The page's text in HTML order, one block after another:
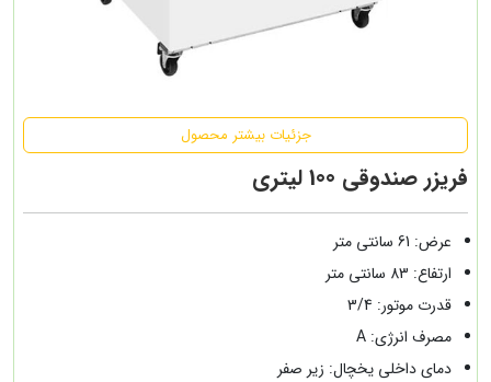
جزئیات بیشتر محصول
فریزر صندوقی 100 لیتری
عرض: 61 سانتی متر
ارتفاع: 83 سانتی متر
قدرت موتور: 3/4
مصرف انرژی: A
دمای داخلی یخچال: زیر صفر